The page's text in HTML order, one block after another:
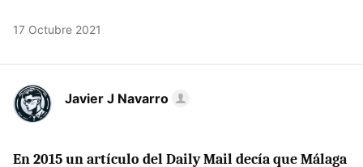
17 Octubre 2021
Javier J Navarro
En 2015 un artículo del Daily Mail decía que Málaga